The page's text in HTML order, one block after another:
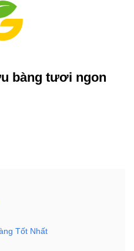
bàng tươi ngon
Tốt Nhất